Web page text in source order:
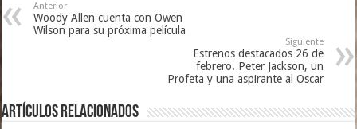
Anterior
Woody Allen cuenta con Owen
Wilson para su próxima película
Siguiente
Estrenos destacados 26 de
febrero. Peter Jackson, un
Profeta y una aspirante al Oscar
Artículos relacionados